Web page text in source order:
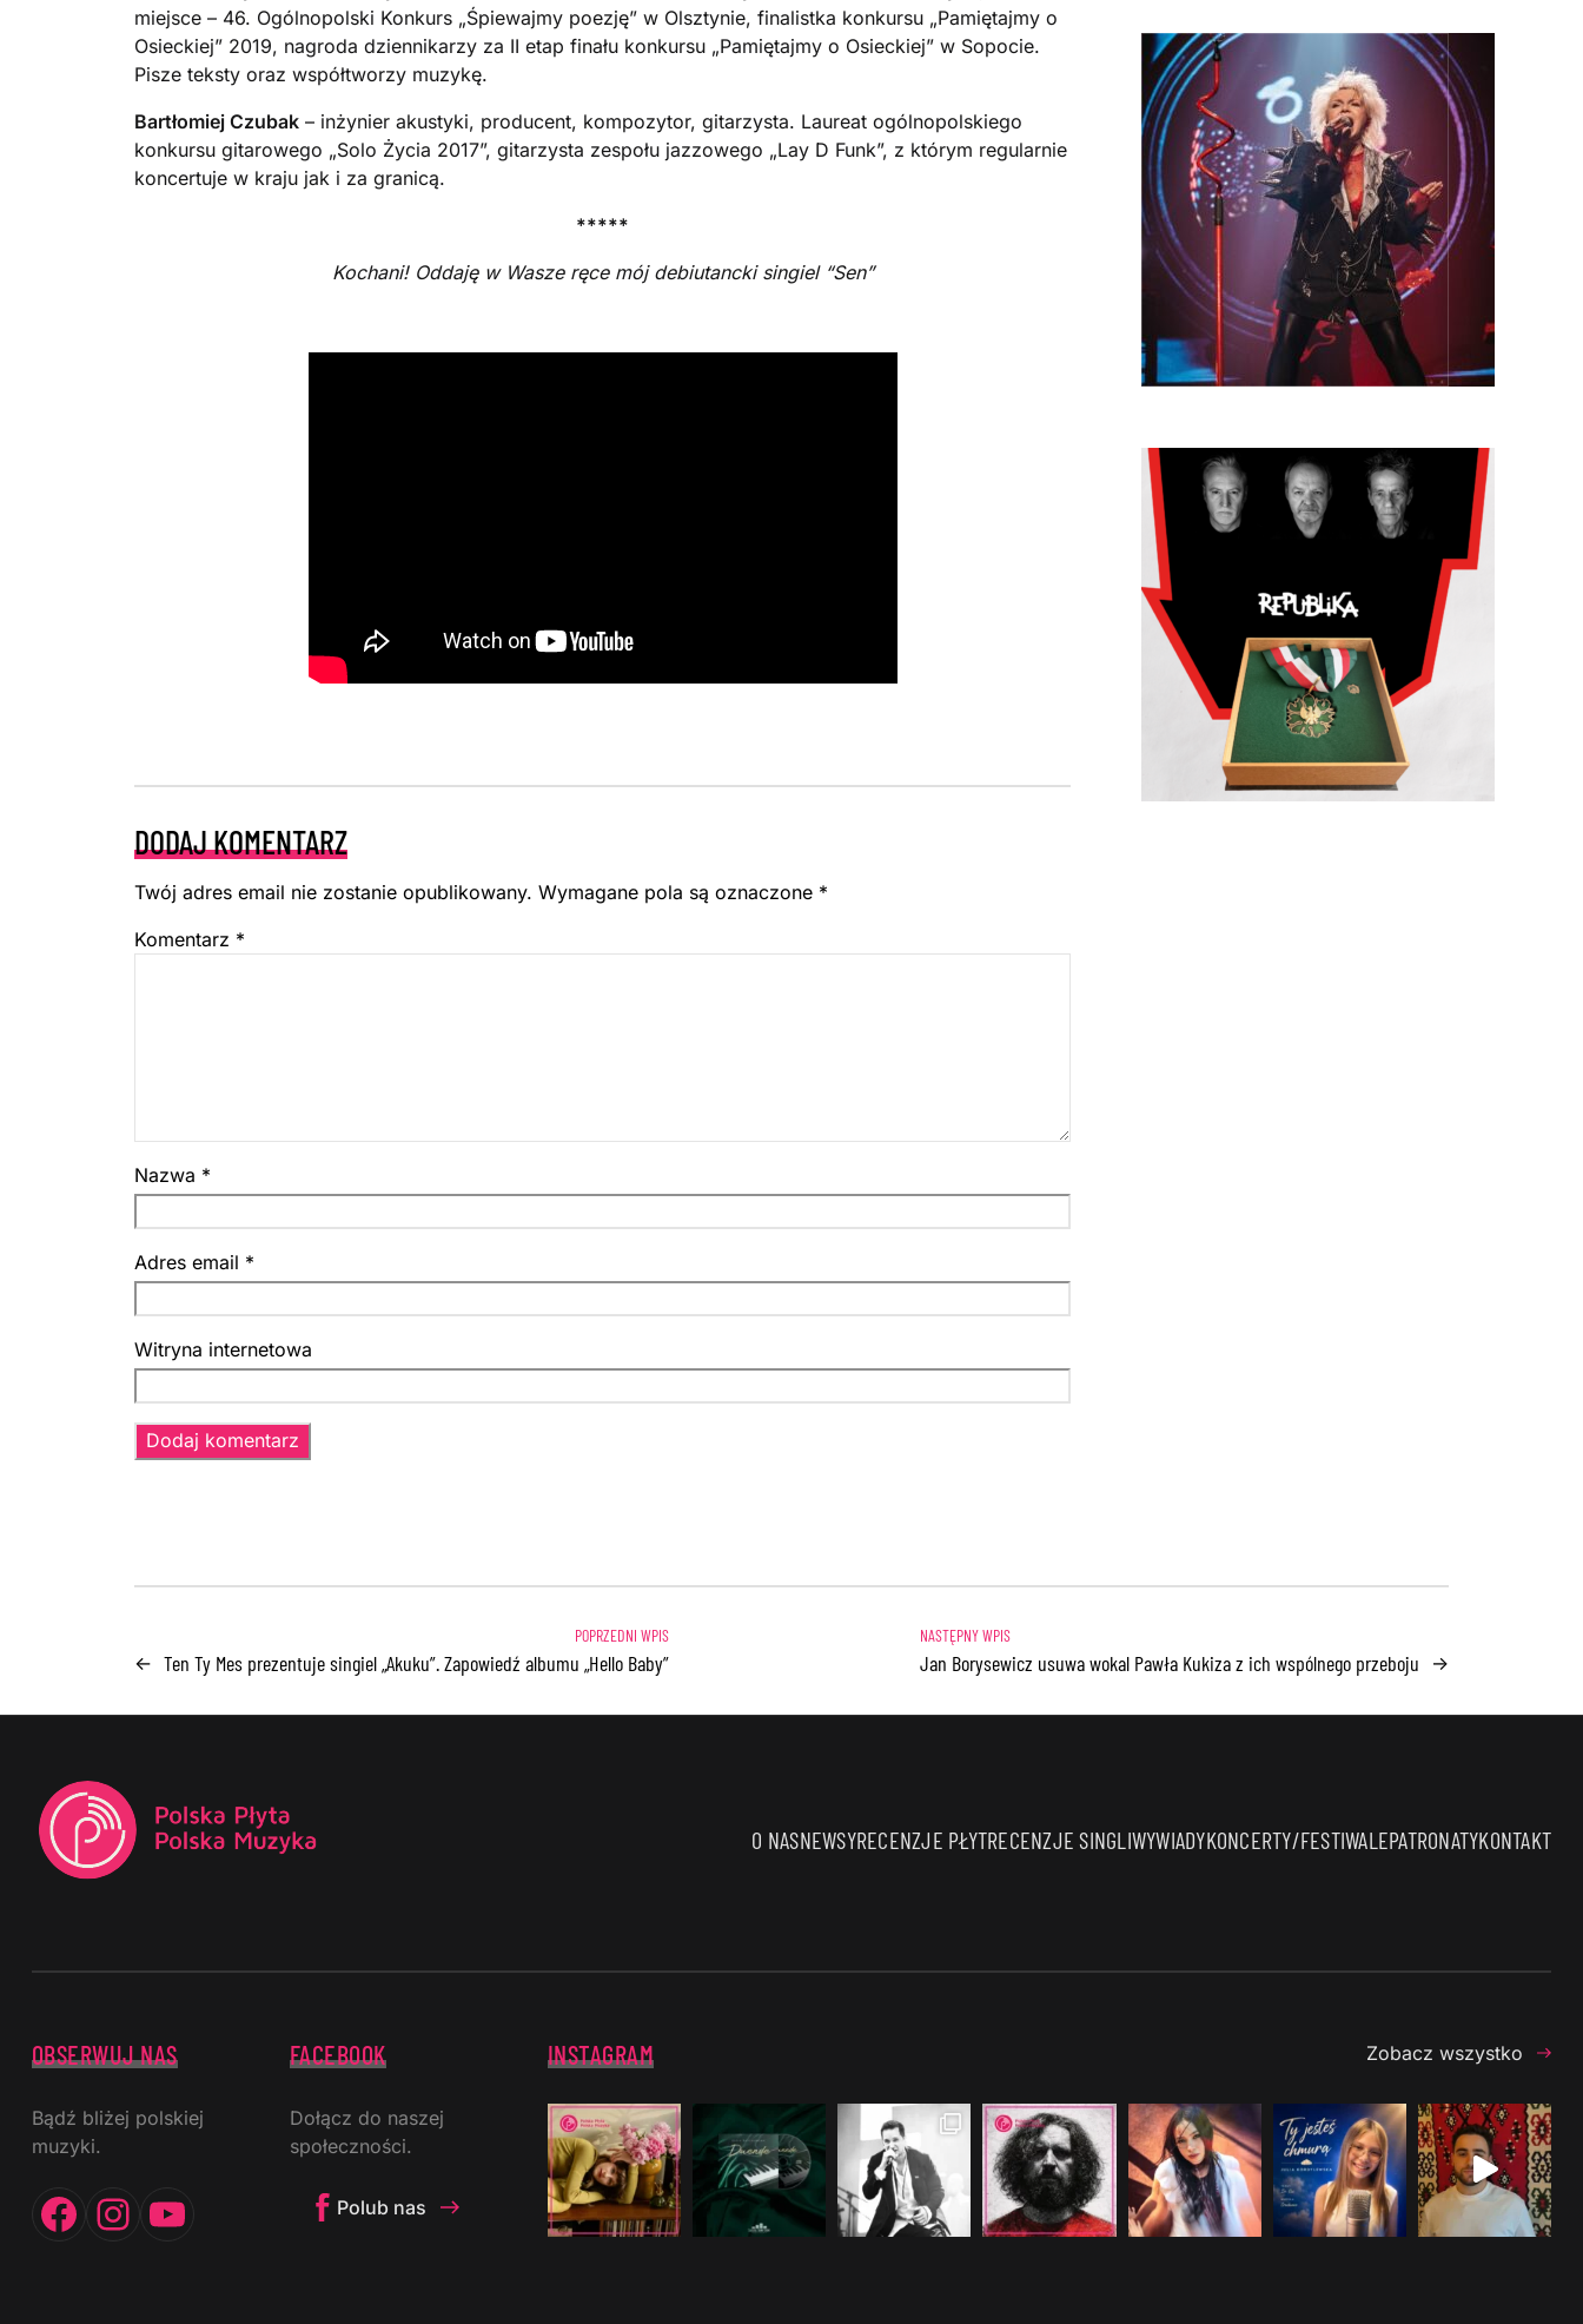
miejsce – 46. Ogólnopolski Konkurs „Śpiewajmy poezję” w Olsztynie, finalistka konkursu „Pamiętajmy o
Osieckiej” 2019, nagroda dziennikarzy za II etap finału konkursu „Pamiętajmy o Osieckiej” w Sopocie.
Pisze teksty oraz współtworzy muzykę.
Bartłomiej Czubak – inżynier akustyki, producent, kompozytor, gitarzysta. Laureat ogólnopolskiego
konkursu gitarowego „Solo Życia 2017”, gitarzysta zespołu jazzowego „Lay D Funk”, z którym regularnie
koncertuje w kraju jak i za granicą.
*****
Kochani! Oddaję w Wasze ręce mój debiutancki singiel “Sen”
DODAJ KOMENTARZ
Twój adres email nie zostanie opublikowany. Wymagane pola są oznaczone *
Komentarz *
Nazwa *
Adres email *
Witryna internetowa
← Ten Ty Mes prezentuje singiel „Akuku”. Zapowiedź albumu „Hello Baby” Jan Borysewicz usuwa wokal Pawła Kukiza z ich wspólnego przeboju →
O NASNEWSYRECENZJE PŁYTRECENZJE SINGLIWYWIADYKONCERTY/FESTIWALEPATRONATYKONTAKT
OBSERWUJ NAS
Bądź bliżej polskiej
muzyki.
Facebook
Instagram
YouTube
FACEBOOK
Dołącz do naszej
społeczności.
Polub nas
INSTAGRAM Zobacz wszystko